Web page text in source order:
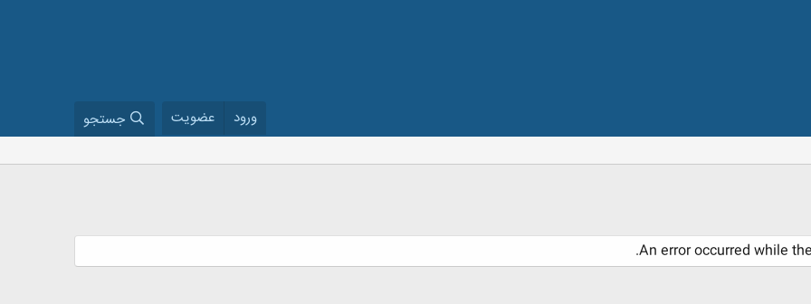
ورود عضویت جستجو
An error occurred while